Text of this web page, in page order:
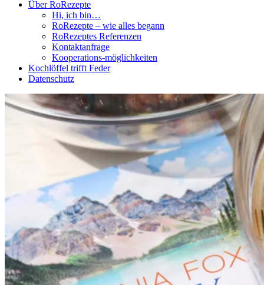
Über RoRezepte
Hi, ich bin…
RoRezepte – wie alles begann
RoRezeptes Referenzen
Kontaktanfrage
Kooperations-möglichkeiten
Kochlöffel trifft Feder
Datenschutz